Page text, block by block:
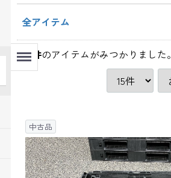
Menu
全アイテム
145 件のアイテムがみつかりました。
中古品